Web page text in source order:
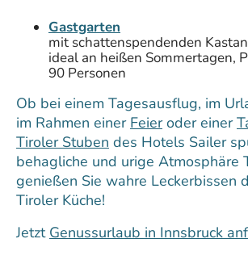
Gastgarten
mit schattenspendenden
ideal an heißen Sommertagen,
90 Personen
Ob bei einem Tagesausflug, im
im Rahmen einer Feieroder einer
Tiroler Stuben des Hotels Sailer
behagliche und urige Atmosphäre
genießen Sie wahre Leckerbissen
Tiroler Küche!
Jetzt Genussurlaub in Innsbruck